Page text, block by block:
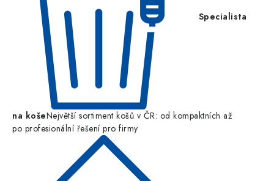
Specialista
na košeNejvětší sortiment košů v ČR: od kompaktních až
po profesionální řešení pro firmy